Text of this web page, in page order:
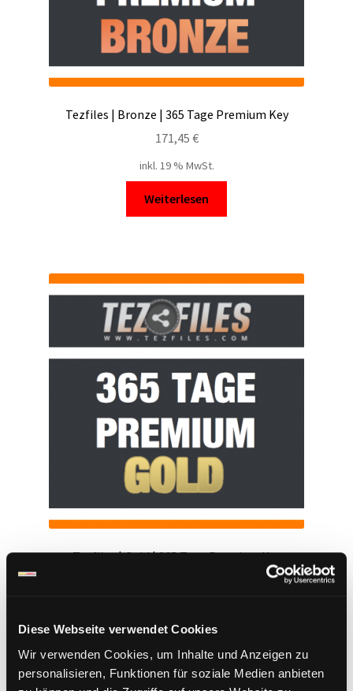
Diese Webseite verwendet Cookies
Wir verwenden Cookies, um Inhalte und Anzeigen zu
personalisieren, Funktionen für soziale Medien anbieten
Tezfiles | Bronze | 365 Tage Premium Key
171,45 €
inkl. 19 % MwSt.
Weiterlesen
Tezfiles | Gold | 365 Tage Premium Key